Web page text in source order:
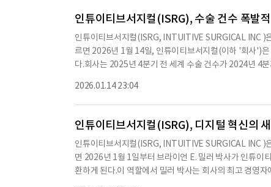
25년 12월 31일 기준으로 회사의 다빈치 수술 시스템
해 12% 증가한 수치다.이온 내강 시스템 설치 대수는
치다.2025년 4분기 매출은 28억 7천만 달러로, 2024년
순이익은 7억 9천 5백만 달러, 즉 희석 주당 2.21 달러로
다.비GAAP 기준 순이익은 9억 1천 4백만 달러, 즉 희석
인튜이티브서지컬(ISRG), 수술 건수 폭발
인튜이티브서지컬(ISRG, INTUITIVE SURGICAL INC )
르면 2026년 1월 14일, 인튜이티브서지컬(이하 '회사')
다.회사는 2025년 4분기 전 세계 수술 건수가 2024년 4
8%, 이온 수술 건수는 약 51% 증가했다.회사는 2026년
으로 예상하고 있다.2025년 4분기 동안 회사는 532대의
가한 수치이다.2025년 전체 연간 다빈치 수술 시스템 배
5년 4분기 수익은 약 28억 7천만 달러로, 2024년 4분기
억 6천만 달러로, 2024년의 83억 5천만 달러에 비해
며, 이는 2024년 4분기의 4천5백만 달러에 비해 증가한
가했으며, 2025년 전체 연간 다빈치 수술 건수는 약 315
2026.01.14 23:04
인튜이티브서지컬(ISRG), 디지털 혁신의
인튜이티브서지컬(ISRG, INTUITIVE SURGICAL INC )
면 2026년 1월 1일부터 브라이언 E. 밀러 박사가 인튜이
환하게 된다.이 역할에서 밀러 박사는 회사의 최고 경영